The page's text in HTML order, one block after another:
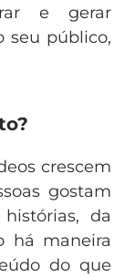
e gerar
seu público,
crescem
gostam
da
há maneira
do que